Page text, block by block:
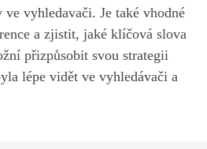
vyhledavači. Je také vhodné
a zjistit, jaké klíčová slova
přizpůsobit svou strategii
lépe vidět ve vyhledávači a